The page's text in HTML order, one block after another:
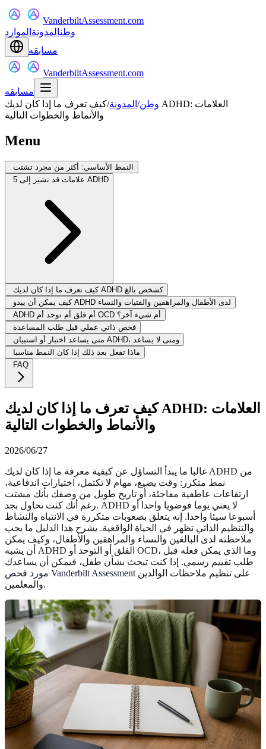
VanderbiltAssessment.com
وطنالمدونة الموارد
مسابقه
VanderbiltAssessment.com
مسابقه
وطن/ المدونة/كيف تعرف ما إذا كان لديك ADHD: العلامات
والأنماط والخطوات التالية
Menu
النمط الأساسي: أكثر من مجرد تشتت
5 علامات قد تشير إلى ADHD
كيف تعرف ما إذا كان لديك ADHD كشخص بالغ
كيف يمكن أن يبدو ADHD لدى الأطفال والمراهقين والفتيات والنساء
ADHD أم قلق أم توحد أم OCD أم شيء آخر؟
فحص ذاتي عملي قبل طلب المساعدة
متى يساعد اختبار أو استبيان ADHD، ومتى لا يساعد
ماذا تفعل بعد ذلك إذا كان النمط مناسبا
FAQ
كيف تعرف ما إذا كان لديك ADHD: العلامات
والأنماط والخطوات التالية
2026/06/27
غالبا ما يبدأ التساؤل عن كيفية معرفة ما إذا كان لديك ADHD من
نمط متكرر: وقت يضيع، مهام لا تكتمل، اختيارات اندفاعية،
ارتفاعات عاطفية مفاجئة، أو تاريخ طويل من وصفك بأنك مشتت
رغم أنك كنت تحاول بجد. ADHD لا يعني يوما فوضويا واحدا أو
أسبوعا سيئا واحدا. إنه يتعلق بصعوبات متكررة في الانتباه والنشاط
والتنظيم الذاتي تظهر في الحياة الواقعية. يشرح هذا الدليل ما يجب
ملاحظته لدى البالغين والنساء والمراهقين والأطفال، وكيف يمكن
أن يشبه ADHD القلق أو التوحد أو OCD، وما الذي يمكن فعله قبل
طلب تقييم رسمي. إذا كنت تبحث بشأن طفل، فيمكن أن يساعدك
مورد فحص Vanderbilt Assessment
والمعلمين.